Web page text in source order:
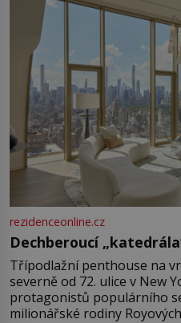
rezidenceonline.cz
Dechberoucí
Třípodlažní penthouse na
severně od 72. ulice v New
protagonistů populárního
milionářské rodiny